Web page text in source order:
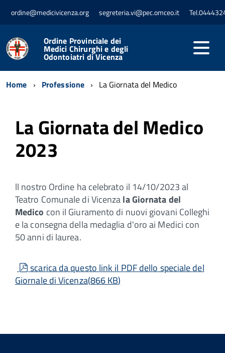
ordine@medicivicenza.org segreteria.vi@pec.omceo.it
Ordine Provinciale dei
Medici Chirurghi e degli
Odontoiatri di Vicenza
Home Professione La Giornata del Medico
La Giornata del Medico
2023
ll nostro Ordine ha celebrato il 14/10/2023 al
Teatro Comunale di Vicenzala Giornata del
Medico con il Giuramento di nuovi giovani Colleghi
e la consegna della medaglia d'oro ai Medici con
50 anni di laurea.
pdf
scarica da questo link il PDF dello speciale del
Giornale di Vicenza(866 KB)